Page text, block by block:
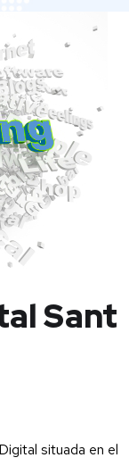
Sant
situada en el